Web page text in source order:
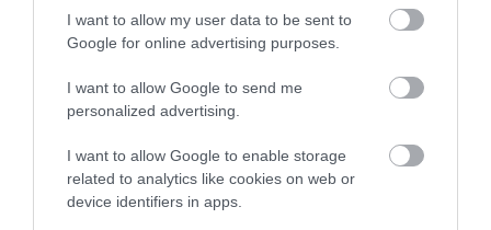
I want to allow my user data to be sent to
Google for online advertising purposes.
I want to allow Google to send me
personalized advertising.
I want to allow Google to enable storage
related to analytics like cookies on web or
device identifiers in apps.